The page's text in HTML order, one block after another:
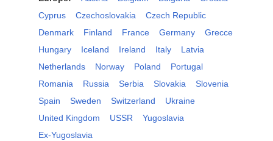
Cyprus
Czechoslovakia
Czech Republic
Denmark
Finland France Germany
Grecce
Hungary
Iceland Ireland Italy
Latvia
Netherlands
Norway Poland
Portugal
Romania
Russia Serbia Slovakia
Slovenia
Spain
Sweden Switzerland
Ukraine
United Kingdom
USSR
Yugoslavia
Ex-Yugoslavia